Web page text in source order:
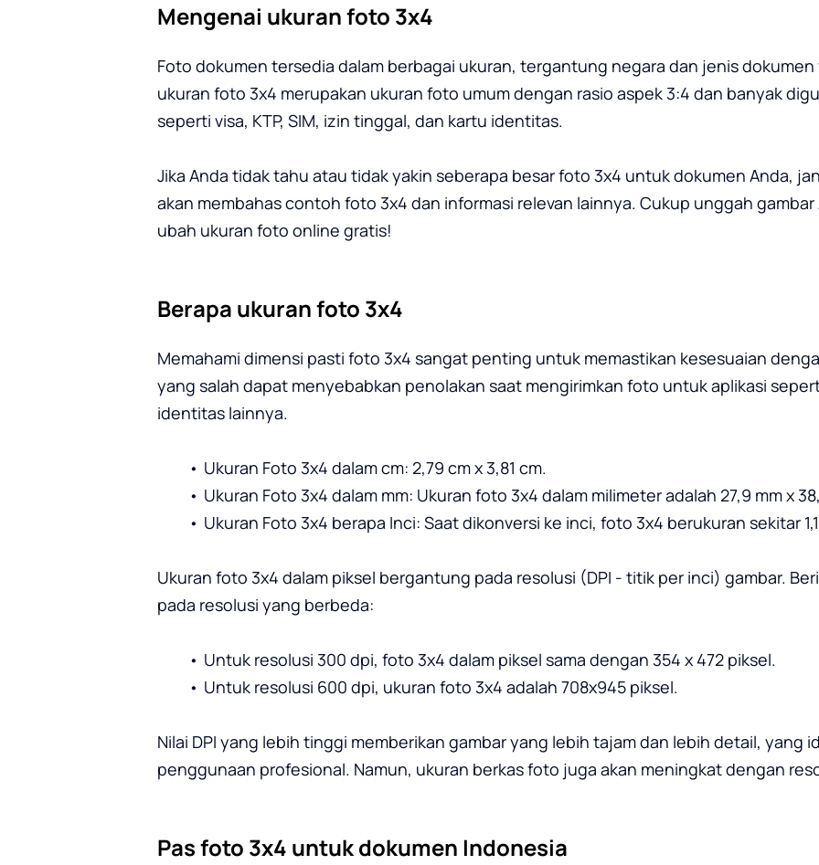
Mengenai ukuran foto 3x4
Foto dokumen tersedia dalam berbagai ukuran, tergantung negara dan jenis dokumen
ukuran foto 3x4 merupakan ukuran foto umum dengan rasio aspek 3:4 dan banyak
seperti visa, KTP, SIM, izin tinggal, dan kartu identitas.
Jika Anda tidak tahu atau tidak yakin seberapa besar foto 3x4 untuk dokumen Anda,
akan membahas contoh foto 3x4 dan informasi relevan lainnya. Cukup unggah
ubah ukuran foto online gratis!
Berapa ukuran foto 3x4
Memahami dimensi pasti foto 3x4 sangat penting untuk memastikan kesesuaian
yang salah dapat menyebabkan penolakan saat mengirimkan foto untuk aplikasi
identitas lainnya.
Ukuran Foto 3x4 dalam cm: 2,79 cm x 3,81 cm.
Ukuran Foto 3x4 dalam mm: Ukuran foto 3x4 dalam milimeter adalah 27,9 mm x
Ukuran Foto 3x4 berapa Inci: Saat dikonversi ke inci, foto 3x4 berukuran sekitar
Ukuran foto 3x4 dalam piksel bergantung pada resolusi (DPI - titik per inci) gambar.
pada resolusi yang berbeda:
Untuk resolusi 300 dpi, foto 3x4 dalam piksel sama dengan 354 x 472 piksel.
Untuk resolusi 600 dpi, ukuran foto 3x4 adalah 708x945 piksel.
Nilai DPI yang lebih tinggi memberikan gambar yang lebih tajam dan lebih detail, yang
penggunaan profesional. Namun, ukuran berkas foto juga akan meningkat dengan
Pas foto 3x4 untuk dokumen Indonesia